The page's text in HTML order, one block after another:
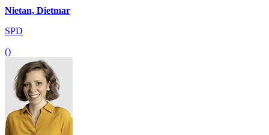
Nietan, Dietmar
SPD
()